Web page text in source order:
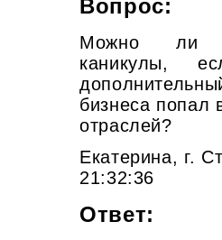
Вопрос:
Можно ли
каникулы,
бизнеса попал
отраслей?
Екатерина, г.
21:32:36
Ответ: